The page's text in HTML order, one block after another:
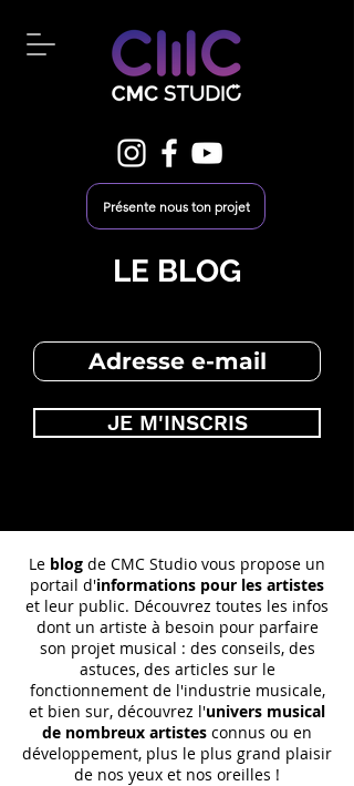
Présente nous ton projet
LE BLOG
JE M'INSCRIS
Le blog de CMC Studio vous propose un
portail d'informations pour les artistes
et leur public. Découvrez toutes les infos
dont un artiste à besoin pour parfaire
son projet musical : des conseils, des
astuces, des articles sur le
fonctionnement de l'industrie musicale,
et bien sur, découvrez l'univers musical
de nombreux artistes connus ou en
développement, plus le plus grand plaisir
de nos yeux et nos oreilles !